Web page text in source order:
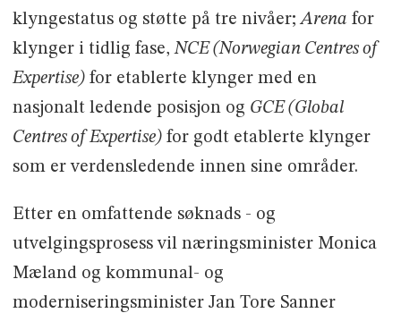
klyngestatus og støtte på tre nivåer;Arena for
klynger i tidlig fase,NCE (Norwegian Centres of
Expertise)for etablerte klynger med en
nasjonalt ledende posisjon og GCE (Global
Centres of Expertise)for godt etablerte klynger
som er verdensledende innen sine områder.
Etter en omfattende søknads - og
utvelgingsprosess vil næringsminister Monica
Mæland og kommunal- og
moderniseringsminister Jan Tore Sanner